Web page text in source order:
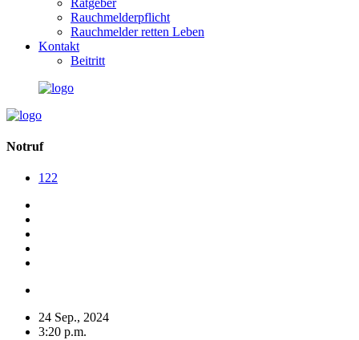
Rauchmelderpflicht
Rauchmelder retten Leben
Kontakt
Beitritt
Notruf
122
24 Sep., 2024
3:20 p.m.